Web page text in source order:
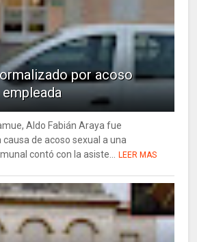
por acoso
empleada
Aldo Fabián Araya fue
de acoso sexual a una
contó con la asiste...
LEER MAS